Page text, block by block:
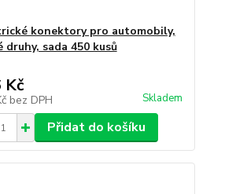
konektory pro automobily,
druhy, sada 450 kusů
Kč
bez DPH Skladem
Přidat do košíku